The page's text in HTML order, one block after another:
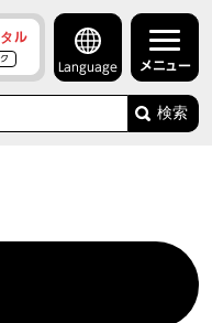
ル
Language メニュー
検索